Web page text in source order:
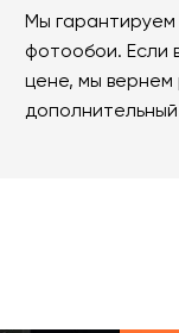
Мы
фотообои. Если
цене, мы вернем